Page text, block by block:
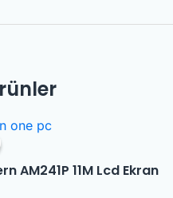
AM241P 11M Lcd Ekran
Orijinal
₺6.999,00.
₺6.500,00.